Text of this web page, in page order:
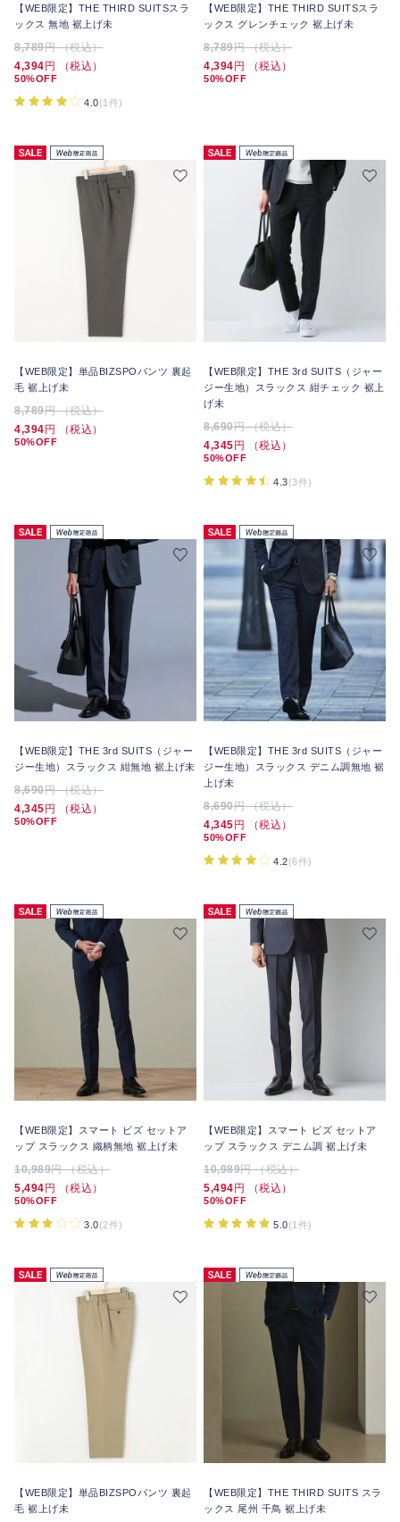
【WEB限定】THE THIRD SUITSスラ
ックス 無地 裾上げ未
8,789円 （税込）
4,394 円 （税込）
50%OFF
4.0(1件)
【WEB限定】THE THIRD SUITSスラ
ックス グレンチェック 裾上げ未
8,789円 （税込）
4,394 円 （税込）
50%OFF
【WEB限定】単品BIZSPOパンツ 裏起
毛 裾上げ未
8,789円 （税込）
4,394 円 （税込）
50%OFF
【WEB限定】THE 3rd SUITS（ジャー
ジー生地）スラックス 紺チェック 裾上
げ未
8,690円 （税込）
4,345 円 （税込）
50%OFF
4.3(3件)
【WEB限定】THE 3rd SUITS（ジャー
ジー生地）スラックス 紺無地 裾上げ未
8,690円 （税込）
4,345円 （税込）
50%OFF
【WEB限定】THE 3rd SUITS（ジャー
ジー生地）スラックス デニム調無地 裾
上げ未
8,690円 （税込）
4,345円 （税込）
50%OFF
4.2(6件)
【WEB限定】スマート ビズ セットア
ップ スラックス 織柄無地 裾上げ未
10,989円 （税込）
5,494円 （税込）
50%OFF
3.0(2件)
【WEB限定】スマート ビズ セットア
ップ スラックス デニム調 裾上げ未
10,989円 （税込）
5,494円 （税込）
50%OFF
5.0(1件)
【WEB限定】単品BIZSPOパンツ 裏起
毛 裾上げ未
【WEB限定】THE THIRD SUITS スラ
ックス 尾州 千鳥 裾上げ未